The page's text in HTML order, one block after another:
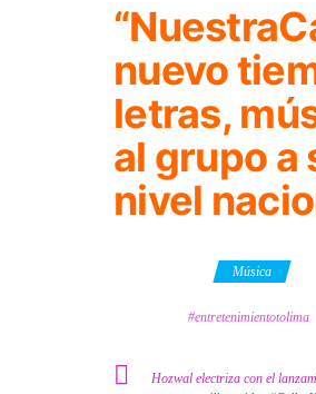
nuevo
letras,
al grupo a
nivel
Música
#entretenimientotolima
Hozwal electriza con el